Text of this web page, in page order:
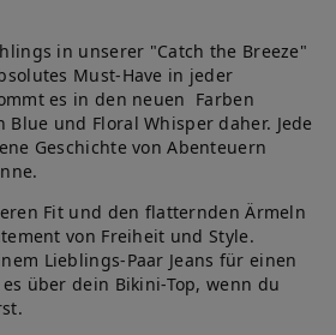
in unserer "Catch the Breeze"
Must-Have in jeder
es in den neuen Farben
Blue und Floral Whisper daher. Jede
Geschichte von Abenteuern
Fit und den flatternden Ärmeln
von Freiheit und Style.
Lieblings-Paar Jeans für einen
über dein Bikini-Top, wenn du